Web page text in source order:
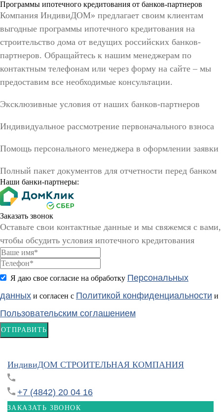
Программы ипотечного кредитования от банков-партнеров
Компания ИндивиДОМ» предлагает своим клиентам
выгодные программы ипотечного кредитования на
строительство дома от ведущих российских банков-
партнеров. Обращайтесь к нашим менеджерам по
контактным телефонам или через форму на сайте – мы
предоставим все необходимые консультации.
Эксклюзивные условия от наших банков-партнеров
Индивидуальное рассмотрение первоначального взноса
Помощь персонального менеджера в оформлении заявки
Полный пакет документов для отчетности перед банком
Наши банки-партнеры:
Заказать звонок
Оставьте свои контактные данные и мы свяжемся с вами,
чтобы обсудить условия ипотечного кредитования
Я даю свое согласие на обработку Персональных
данных и согласен с Политикой конфиденциальности и
Пользовательским соглашением
ОТПРАВИТЬ
ИндивиДОМ СТРОИТЕЛЬНАЯ КОМПАНИЯ
+7 (4842) 20 04 16
ЗАКАЗАТЬ ЗВОНОК